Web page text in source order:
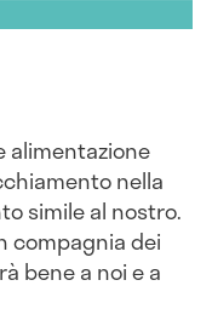
alimentazione
nella
simile al nostro.
compagnia dei
bene a noi e a